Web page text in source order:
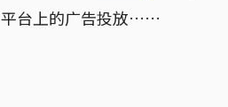
平台上的广告投放……